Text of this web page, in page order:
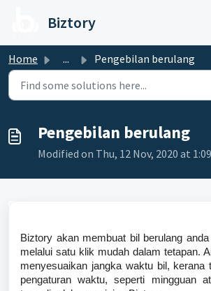
Biztory
Home ... Pengebilan berulang
Pengebilan berulang
Modified on Thu, 12 Nov, 2020 at
Biztory akan membuat bil berulang
melalui satu klik mudah dalam tetapan.
menyesuaikan jangka waktu bil, kerana
pengaturan waktu, seperti mingguan